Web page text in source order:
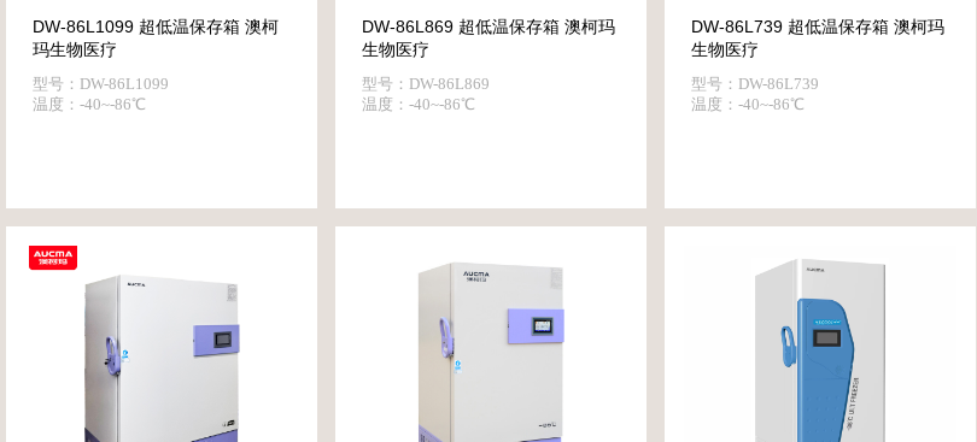
DW-86L1099 超低温保存箱 澳柯
玛生物医疗
型号：DW-86L1099
温度：-40~-86℃
DW-86L869 超低温保存箱 澳柯玛
生物医疗
型号：DW-86L869
温度：-40~-86℃
DW-86L739 超低温保存箱 澳柯玛
生物医疗
型号：DW-86L739
温度：-40~-86℃